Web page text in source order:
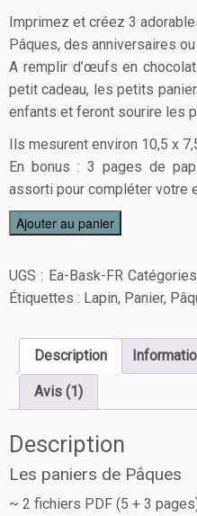
client
Imprimez et créez 3
Pâques, des anniversaires
A remplir d’œufs en
petit cadeau, les petits
enfants et feront sourire les
Ils mesurent environ 10,5 x
En bonus : 3 pages de
assorti pour compléter votre
Ajouter au panier
UGS : Ea-Bask-FR
Étiquettes : Lapin, Panier,
Description
Avis (1)
Description
Les paniers de Pâques
~ 2 fichiers PDF (5 + 3